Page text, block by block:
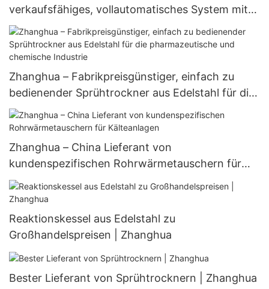
verkaufsfähiges, vollautomatisches System mit
rotierendem Rührwerksabstreifer und
Dünnschichtverdampfer
Zhanghua – Fabrikpreisgünstiger, einfach zu
bedienender Sprühtrockner aus Edelstahl für die
pharmazeutische und chemische Industrie
Zhanghua – China Lieferant von
kundenspezifischen Rohrwärmetauschern für
Kälteanlagen
Reaktionskessel aus Edelstahl zu
Großhandelspreisen | Zhanghua
Bester Lieferant von Sprühtrocknern | Zhanghua